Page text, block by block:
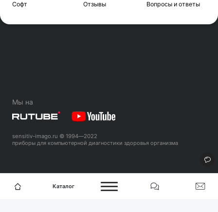
Софт
Отзывы
Вопросы и ответы
Мы на
sensitiv-imago.ru © 1994—2022
приборы для компьютерной диагностики здоровья организма
Каталог